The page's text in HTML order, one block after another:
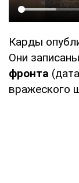
Карды
Они
фронта
вражеского